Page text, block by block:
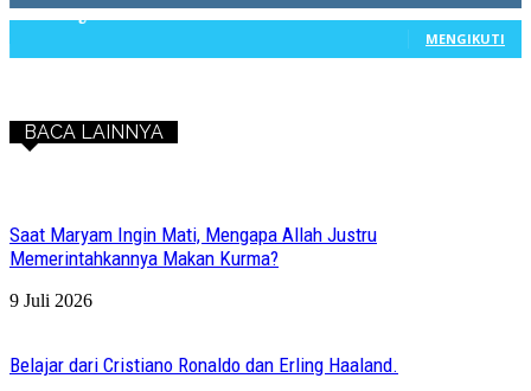
MENGIKUTI
BACA LAINNYA
Saat Maryam Ingin Mati, Mengapa Allah Justru
Memerintahkannya Makan Kurma?
9 Juli 2026
Belajar dari Cristiano Ronaldo dan Erling Haaland.